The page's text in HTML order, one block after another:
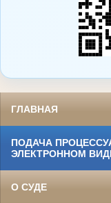
ГЛАВНАЯ
ПОДАЧА
ЭЛЕКТРОННОМ
О СУДЕ